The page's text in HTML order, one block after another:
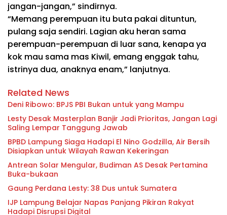
jangan-jangan,” sindirnya.
“Memang perempuan itu buta pakai dituntun,
pulang saja sendiri. Lagian aku heran sama
perempuan-perempuan di luar sana, kenapa ya
kok mau sama mas Kiwil, emang enggak tahu,
istrinya dua, anaknya enam,” lanjutnya.
Related News
Deni Ribowo: BPJS PBI Bukan untuk yang Mampu
Lesty Desak Masterplan Banjir Jadi Prioritas, Jangan Lagi
Saling Lempar Tanggung Jawab
BPBD Lampung Siaga Hadapi El Nino Godzilla, Air Bersih
Disiapkan untuk Wilayah Rawan Kekeringan
Antrean Solar Mengular, Budiman AS Desak Pertamina
Buka-bukaan
Gaung Perdana Lesty: 38 Dus untuk Sumatera
IJP Lampung Belajar Napas Panjang Pikiran Rakyat
Hadapi Disrupsi Digital